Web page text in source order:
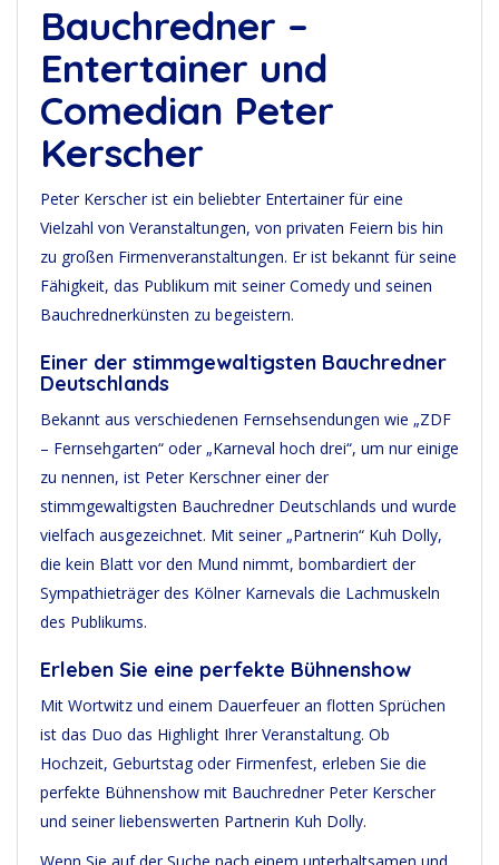
Bauchredner –
Entertainer und
Comedian Peter
Kerscher
Peter Kerscher ist ein beliebter Entertainer für eine
Vielzahl von Veranstaltungen, von privaten Feiern bis hin
zu großen Firmenveranstaltungen. Er ist bekannt für seine
Fähigkeit, das Publikum mit seiner Comedy und seinen
Bauchrednerkünsten zu begeistern.
Einer der stimmgewaltigsten Bauchredner
Deutschlands
Bekannt aus verschiedenen Fernsehsendungen wie „ZDF
– Fernsehgarten“ oder „Karneval hoch drei“, um nur einige
zu nennen, ist Peter Kerschner einer der
stimmgewaltigsten Bauchredner Deutschlands und wurde
vielfach ausgezeichnet. Mit seiner „Partnerin“ Kuh Dolly,
die kein Blatt vor den Mund nimmt, bombardiert der
Sympathieträger des Kölner Karnevals die Lachmuskeln
des Publikums.
Erleben Sie eine perfekte Bühnenshow
Mit Wortwitz und einem Dauerfeuer an flotten Sprüchen
ist das Duo das Highlight Ihrer Veranstaltung. Ob
Hochzeit, Geburtstag oder Firmenfest, erleben Sie die
perfekte Bühnenshow mit Bauchredner Peter Kerscher
und seiner liebenswerten Partnerin Kuh Dolly.